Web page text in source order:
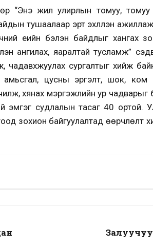
“Энэ жил улирлын томуу, томуу
тушаалаар эрт эхлүүлэн
үеийн бэлэн байдлыг хангах
ангилах, яаралтай тусламж”
сургалтыг хийж
амьсгал, цусны эргэлт, шок,
хянах мэргэжлийн ур чадварыг
судлалын тасаг 40 ортой.
зохион байгуулалтад өөрчлөлт